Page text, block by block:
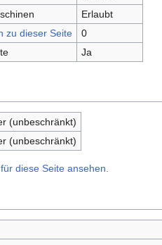
Erlaubt
zu dieser Seite
0
Ja
(unbeschränkt)
(unbeschränkt)
diese Seite ansehen.